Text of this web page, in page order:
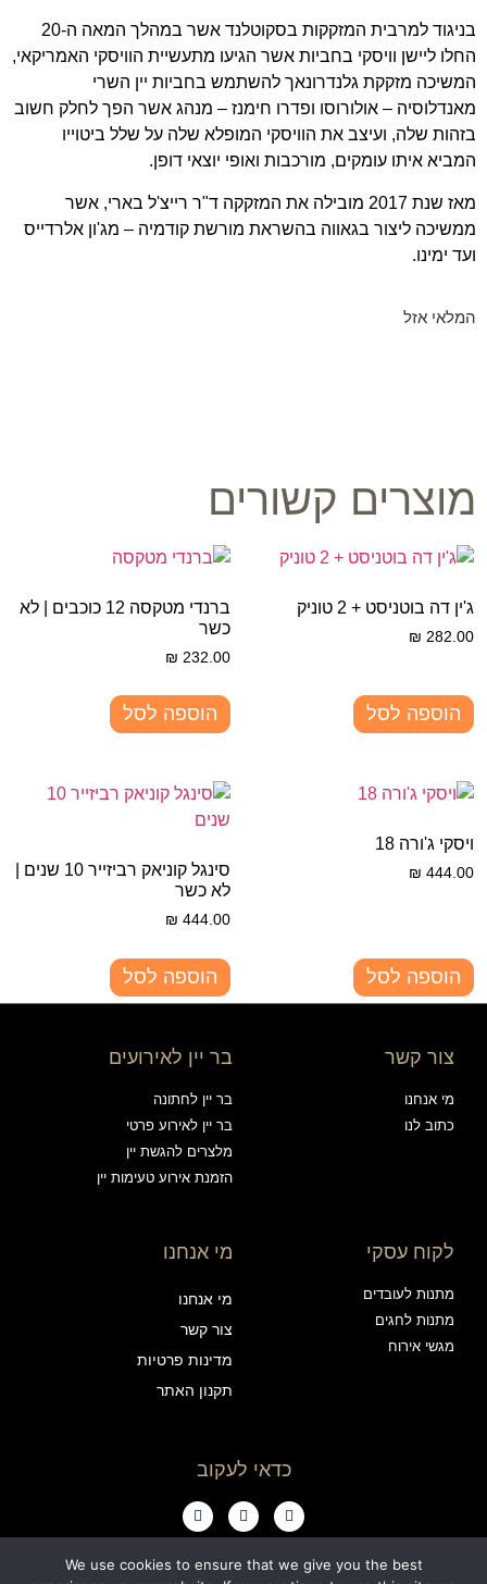
בניגוד למרבית המזקקות בסקוטלנד אשר במהלך המאה ה-20
החלו ליישן וויסקי בחביות אשר הגיעו מתעשיית הוויסקי האמריקאי,
המשיכה מזקקת גלנדרונאך להשתמש בחביות יין השרי
מאנדלוסיה – אולורוסו ופדרו חימנז – מנהג אשר הפך לחלק חשוב
בזהות שלה, ועיצב את הוויסקי המופלא שלה על שלל ביטוייו
המביא איתו עומקים, מורכבות ואופי יוצאי דופן.
מאז שנת 2017 מובילה את המזקקה ד"ר רייצ'ל בארי, אשר
ממשיכה ליצור בגאווה בהשראת מורשת קודמיה – מג'ון אלרדייס
ועד ימינו.
המלאי אזל
מוצרים קשורים
ג'ין דה בוטניסט + 2 טוניק
₪ 282.00
הוספה לסל
ברנדי מטקסה 12 כוכבים | לא
כשר
₪ 232.00
הוספה לסל
ויסקי ג'ורה 18
₪ 444.00
הוספה לסל
סינגל קוניאק רביזייר 10 שנים |
לא כשר
₪ 444.00
הוספה לסל
צור קשר
מי אנחנו
כתוב לנו
בר יין לאירועים
בר יין לחתונה
בר יין לאירוע פרטי
מלצרים להגשת יין
הזמנת אירוע טעימות יין
לקוח עסקי
מתנות לעובדים
מתנות לחגים
מגשי אירוח
מי אנחנו
מי אנחנו
צור קשר
מדינות פרטיות
תקנון האתר
כדאי לעקוב
We use cookies to ensure that we give you the best